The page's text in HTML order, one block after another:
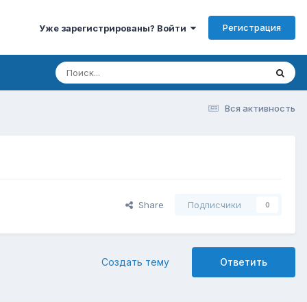
Уже зарегистрированы? Войти Регистрация
Вся активность
Share Подписчики 0
Ответить
Создать тему